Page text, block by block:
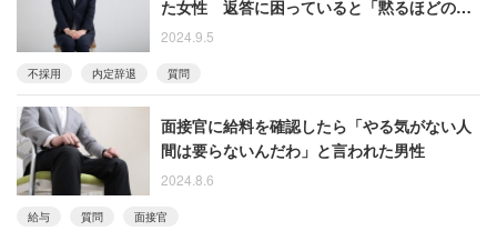
た女性 返答に困っていると「黙るほどのも
のではない」と煽られる
2024.9.5
不採用 内定辞退 質問
面接官に給料を確認したら「やる気がない人
間は要らないんだわ」と言われた男性
2024.8.6
給与 質問 面接官